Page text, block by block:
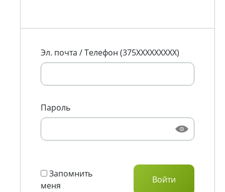
Эл. почта / Телефон (375XXXXXXXXX)
Пароль
Запомнить
меня